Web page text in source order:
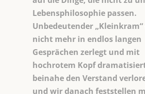
Lebensphilosophie passen.
Unbedeutender
nicht mehr in endlos langen
Gesprächen zerlegt und mit
hochrotem Kopf
beinahe den Verstand
und wir danach feststellen